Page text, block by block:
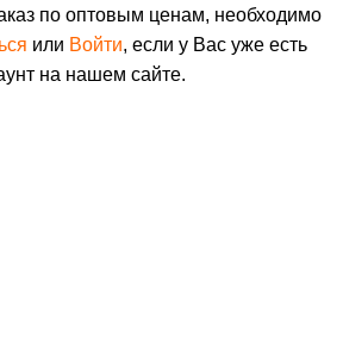
по оптовым ценам, необходимо
или Войти, если у Вас уже есть
на нашем сайте.